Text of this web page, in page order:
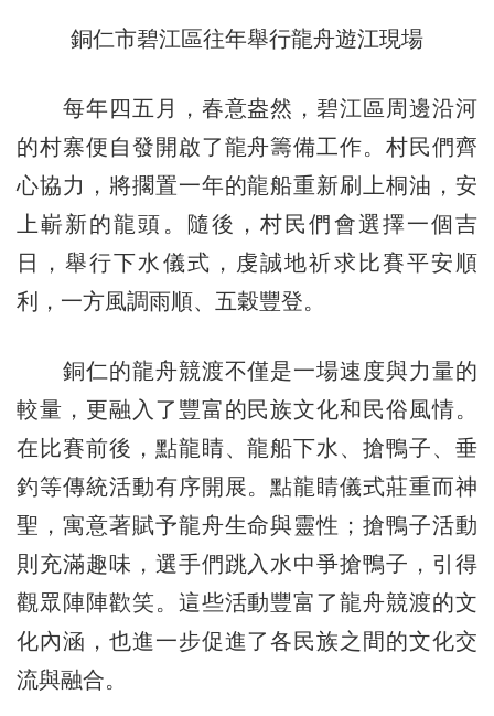
銅仁市碧江區往年舉行龍舟遊江現場
每年四五月，春意盎然，碧江區周邊沿河
的村寨便自發開啟了龍舟籌備工作。村民們齊
心協力，將擱置一年的龍船重新刷上桐油，安
上嶄新的龍頭。隨後，村民們會選擇一個吉
日，舉行下水儀式，虔誠地祈求比賽平安順
利，一方風調雨順、五穀豐登。
銅仁的龍舟競渡不僅是一場速度與力量的
較量，更融入了豐富的民族文化和民俗風情。
在比賽前後，點龍睛、龍船下水、搶鴨子、垂
釣等傳統活動有序開展。點龍睛儀式莊重而神
聖，寓意著賦予龍舟生命與靈性；搶鴨子活動
則充滿趣味，選手們跳入水中爭搶鴨子，引得
觀眾陣陣歡笑。這些活動豐富了龍舟競渡的文
化內涵，也進一步促進了各民族之間的文化交
流與融合。